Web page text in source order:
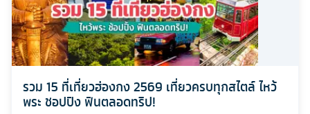
รวม 15 ที่เที่ยวฮ่องกง 2569 เที่ยวครบทุกสไตล์ ไหว้
พระ ชอปปิง ฟินตลอดทริป!